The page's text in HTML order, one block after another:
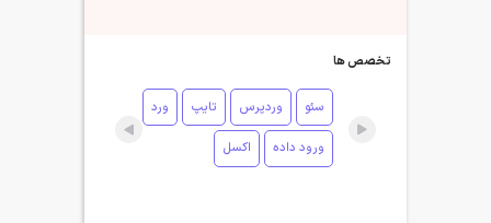
تخصص ها
سئو وردپرس تایپ ورد
ورود داده اکسل